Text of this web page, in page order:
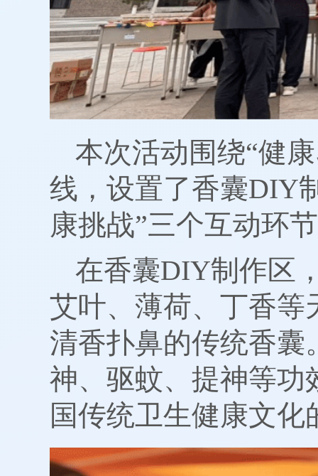
本次活动围绕“健
线，设置了香囊DIY
康挑战”三个互动环
在香囊DIY制作区
艾叶、薄荷、丁香等
清香扑鼻的传统香囊
神、驱蚊、提神等功
国传统卫生健康文化